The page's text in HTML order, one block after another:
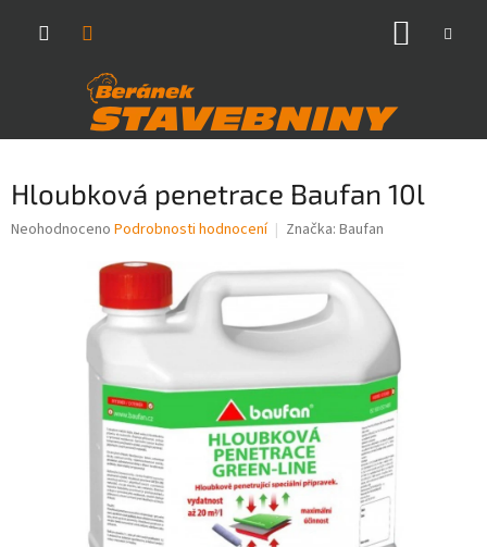
Hloubková penetrace Baufan 10l
Průměrné
Neohodnoceno Podrobnosti hodnocení Značka: Baufan